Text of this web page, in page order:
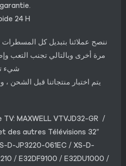
24 H
ننصح عملائنا بتبديل كل
مرة أخرى وبالتالي تجنب التعب
شيء
يتم اختبار منتجاتنا قبل الشحن
MAXWELL VTVJD32-GR /
des autres Télévisions 32″
D-JP3220-061EC / XS-D-
/ E32DF9100 / E32DU1000 /